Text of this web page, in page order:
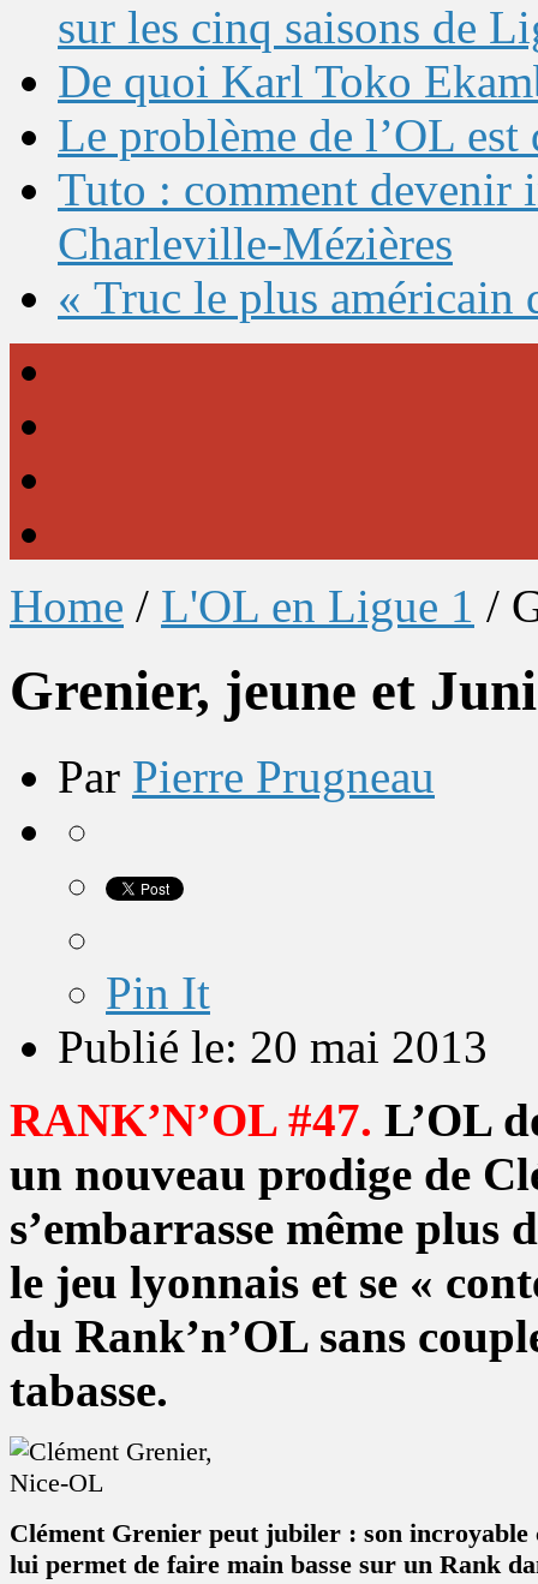
sur les cinq saisons de
De quoi Karl Toko
Le problème de l’OL
Tuto : comment devenir
Charleville-Mézières
« Truc le plus américain
Home / L'OL en Ligue 1 /
Grenier, jeune et Juni
Par Pierre Prugneau
Pin It
Publié le: 20 mai 2013
RANK’N’OL #47. L’OL
un nouveau prodige de
s’embarrasse même plus
le jeu lyonnais et se «
du Rank’n’OL sans
tabasse.
Clément Grenier peut jubiler : son incroyable
lui permet de faire main basse sur un Rank